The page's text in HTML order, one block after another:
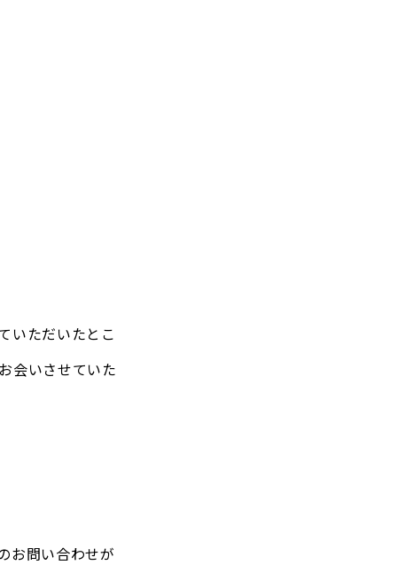
いただいたとこ
会いさせていた
お問い合わせが